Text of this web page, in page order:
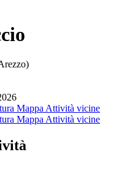
Mappa Attività vicine
Mappa Attività vicine